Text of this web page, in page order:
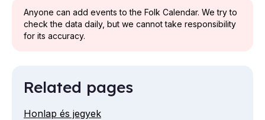
Anyone can add events to the Folk Calendar. We try to
check the data daily, but we cannot take responsibility
for its accuracy.
Related pages
Honlap és jegyek